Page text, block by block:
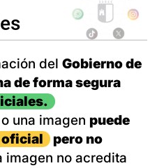
del Gobierno de
de forma segura
una imagen puede
pero no
imagen no acredita